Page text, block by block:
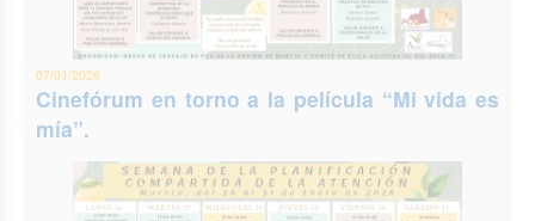
07/01/2026
Cinefórum en torno a la película “Mi vida es
mía”.